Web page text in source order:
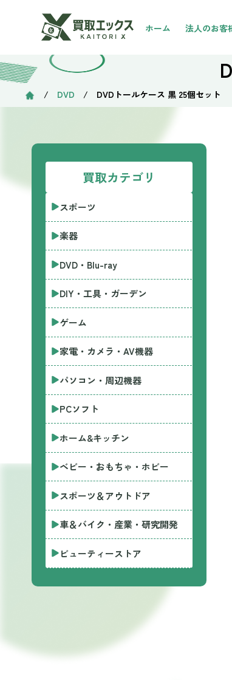
ホーム 法人のお客
/ DVD / DVDトールケース 黒 25個セット
買取カテゴリ
スポーツ
楽器
DVD・Blu-ray
DIY・工具・ガーデン
ゲーム
家電・カメラ・AV機器
パソコン・周辺機器
PCソフト
ホーム&キッチン
ベビー・おもちゃ・ホビー
スポーツ＆アウトドア
車＆バイク・産業・研究開発
ビューティーストア